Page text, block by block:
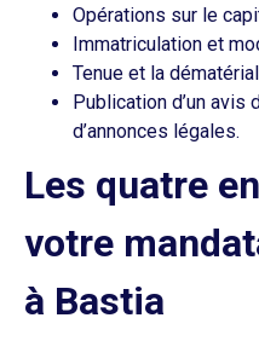
Opérations sur le
Immatriculation et
Tenue et la
Publication d’un avis
d’annonces légales.
Les quatre
votre
à Bastia